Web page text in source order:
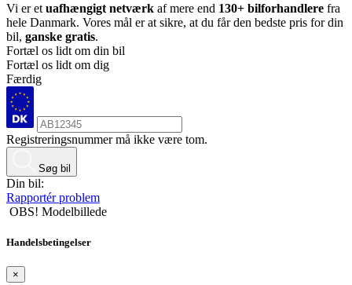
Vi er et uafhængigt netværk af mere end 130+ bilforhandlere fra
hele Danmark. Vores mål er at sikre, at du får den bedste pris for din
bil, ganske gratis.
Fortæl os lidt om din bil
Fortæl os lidt om dig
Færdig
Registreringsnummer må ikke være tom.
Søg bil
Din bil:
Rapportér problem
OBS! Modelbillede
Handelsbetingelser
×